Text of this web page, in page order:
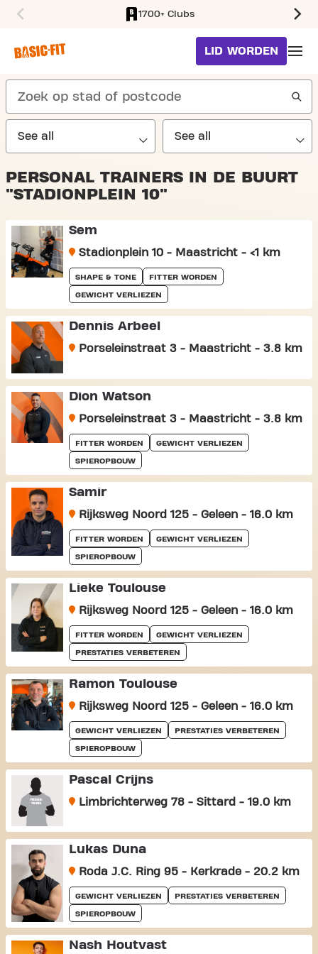
1700+ Clubs
LID WORDEN
search
PERSONAL TRAINERS IN DE BUURT
"STADIONPLEIN 10"
Sem
Stadionplein 10 - Maastricht - <1 km
SHAPE & TONE FITTER WORDEN
GEWICHT VERLIEZEN
Dennis Arbeel
Porseleinstraat 3 - Maastricht - 3.8 km
Dion Watson
Porseleinstraat 3 - Maastricht - 3.8 km
FITTER WORDEN GEWICHT VERLIEZEN
SPIEROPBOUW
Samir
Rijksweg Noord 125 - Geleen - 16.0 km
FITTER WORDEN GEWICHT VERLIEZEN
SPIEROPBOUW
Lieke Toulouse
Rijksweg Noord 125 - Geleen - 16.0 km
FITTER WORDEN GEWICHT VERLIEZEN
PRESTATIES VERBETEREN
Ramon Toulouse
Rijksweg Noord 125 - Geleen - 16.0 km
GEWICHT VERLIEZEN PRESTATIES VERBETEREN
SPIEROPBOUW
Pascal Crijns
Limbrichterweg 78 - Sittard - 19.0 km
Lukas Duna
Roda J.C. Ring 95 - Kerkrade - 20.2 km
GEWICHT VERLIEZEN PRESTATIES VERBETEREN
SPIEROPBOUW
Nash Houtvast